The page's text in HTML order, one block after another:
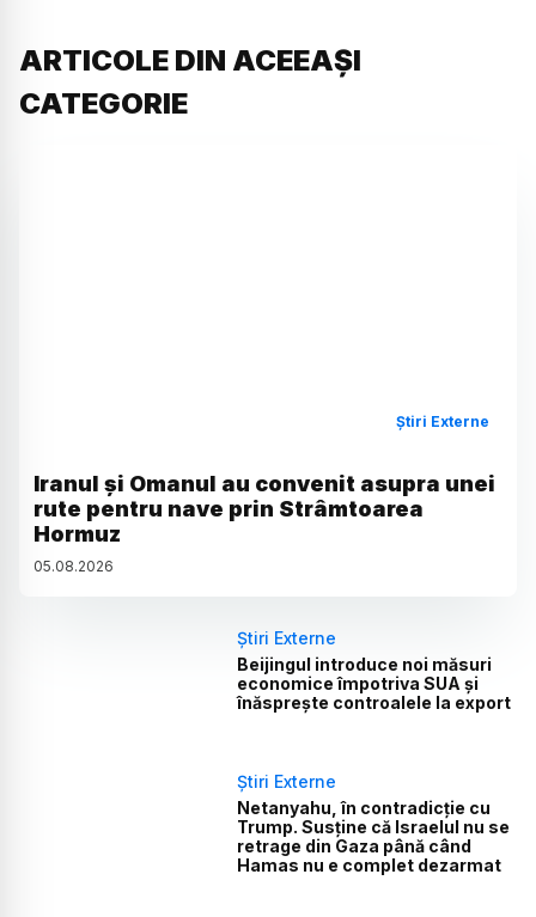
ARTICOLE DIN ACEEAȘI
CATEGORIE
Știri Externe
Iranul și Omanul au convenit asupra unei
rute pentru nave prin Strâmtoarea
Hormuz
05.08.2026
Știri Externe
Beijingul introduce noi măsuri
economice împotriva SUA și
înăsprește controalele la export
Știri Externe
Netanyahu, în contradicție cu
Trump. Susține că Israelul nu se
retrage din Gaza până când
Hamas nu e complet dezarmat